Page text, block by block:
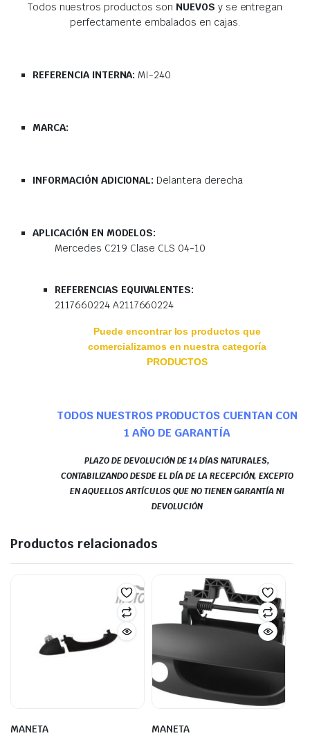
Todos nuestros productos son NUEVOS y se entregan
perfectamente embalados en cajas.
REFERENCIA INTERNA: MI-240
MARCA:
INFORMACIÓN ADICIONAL: Delantera derecha
APLICACIÓN EN MODELOS:
Mercedes C219 Clase CLS 04-10
REFERENCIAS EQUIVALENTES:
2117660224 A2117660224
Puede encontrar los productos que
comercializamos en nuestra categoría
PRODUCTOS
TODOS NUESTROS PRODUCTOS CUENTAN CON
1 AÑO DE GARANTÍA
PLAZO DE DEVOLUCIÓN DE 14 DÍAS NATURALES,
CONTABILIZANDO DESDE EL DÍA DE LA RECEPCIÓN, EXCEPTO
EN AQUELLOS ARTÍCULOS QUE NO TIENEN GARANTÍA NI
DEVOLUCIÓN
Productos relacionados
MANETA
MANETA